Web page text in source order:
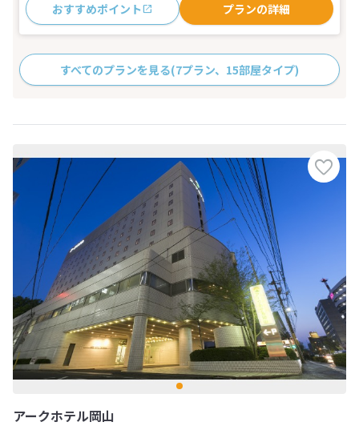
おすすめポイント プランの詳細
すべてのプランを見る(7プラン、15部屋タイプ)
アークホテル岡山